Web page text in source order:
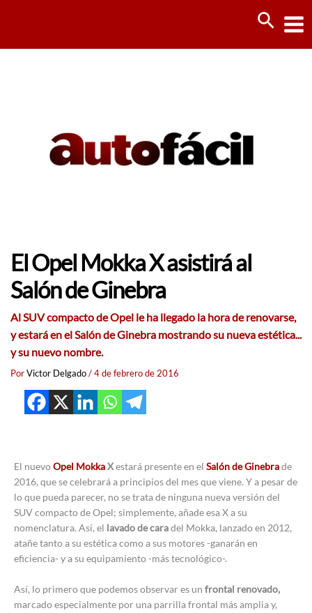
El Opel Mokka X asistirá al
Salón de Ginebra
Al SUV compacto de Opel le ha llegado la hora de renovarse,
y estará en el Salón de Ginebra mostrando su nueva estética...
y su nuevo nombre.
PorVictor Delgado/4 de febrero de 2016
El nuevoOpel MokkaXestará presente en el Salón de Ginebrade
2016, que se celebrará a principios del mes que viene. Y a pesar de
lo que pueda parecer, no se trata de ninguna nueva versión del
SUV compacto de Opel; simplemente, añade esa X a su
nomenclatura. Así, el lavado de caradel Mokka, lanzado en 2012,
atañe tanto a su estética como a sus motores -ganarán en
eficiencia- y a su equipamiento -más tecnológico-.
Así, lo primero que podemos observar es un frontal renovado,
marcado especialmente por una parrilla frontal más amplia y,